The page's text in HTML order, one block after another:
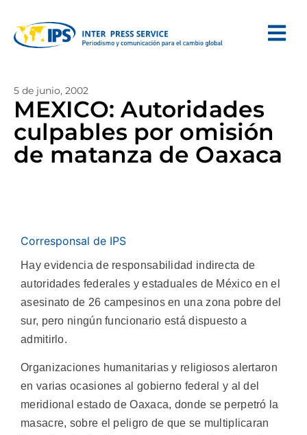
5 de junio, 2002
MEXICO: Autoridades
culpables por omisión
de matanza de Oaxaca
Corresponsal de IPS
Hay evidencia de responsabilidad indirecta de
autoridades federales y estaduales de México en el
asesinato de 26 campesinos en una zona pobre del
sur, pero ningún funcionario está dispuesto a
admitirlo.
Organizaciones humanitarias y religiosos alertaron
en varias ocasiones al gobierno federal y al del
meridional estado de Oaxaca, donde se perpetró la
masacre, sobre el peligro de que se multiplicaran